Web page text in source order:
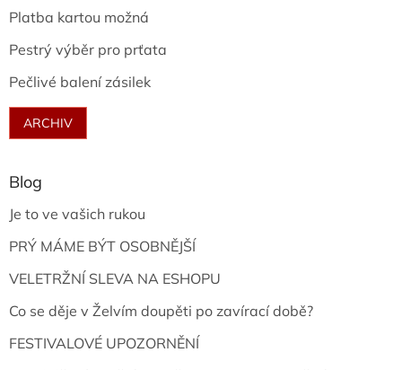
Platba kartou možná
Pestrý výběr pro prťata
Pečlivé balení zásilek
ARCHIV
Blog
Je to ve vašich rukou
PRÝ MÁME BÝT OSOBNĚJŠÍ
VELETRŽNÍ SLEVA NA ESHOPU
Co se děje v Želvím doupěti po zavírací době?
FESTIVALOVÉ UPOZORNĚNÍ